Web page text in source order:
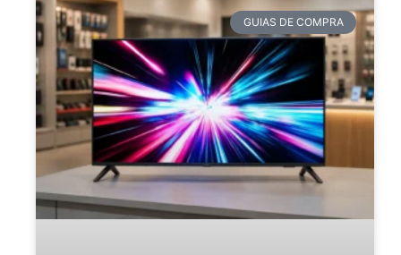
GUIAS DE COMPRA